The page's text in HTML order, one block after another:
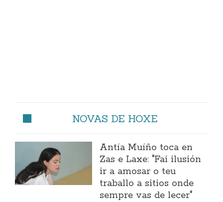
NOVAS DE HOXE
Antía Muíño toca en
Zas e Laxe: "Fai ilusión
ir a amosar o teu
traballo a sitios onde
sempre vas de lecer"